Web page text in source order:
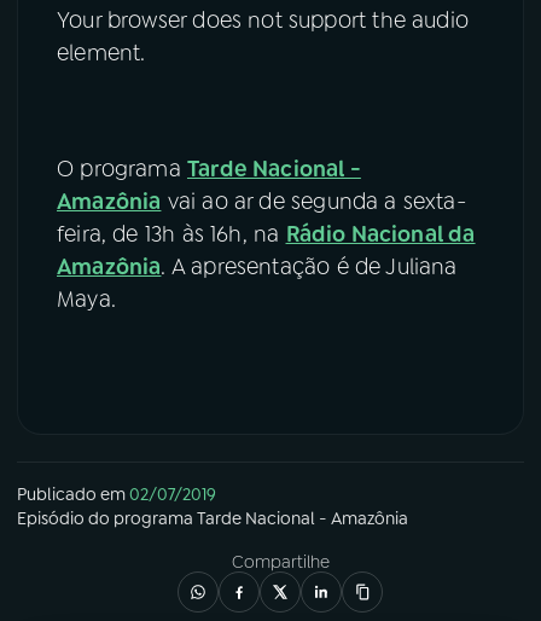
Your browser does not support the audio
element.
O programa Tarde Nacional -
Amazônia vai ao ar de segunda a sexta-
feira, de 13h às 16h, na Rádio Nacional da
Amazônia. A apresentação é de Juliana
Maya.
Publicado em02/07/2019
Episódio do programa Tarde Nacional - Amazônia
Compartilhe